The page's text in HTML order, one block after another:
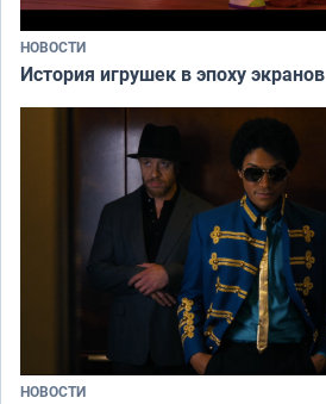
НОВОСТИ
История игрушек в эпоху экранов
НОВОСТИ